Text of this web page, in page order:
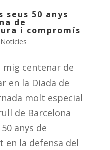
seus 50 anys
de
i compromís
Notícies
mig centenar de
en la Diada de
molt especial
de Barcelona
anys de
en la defensa del